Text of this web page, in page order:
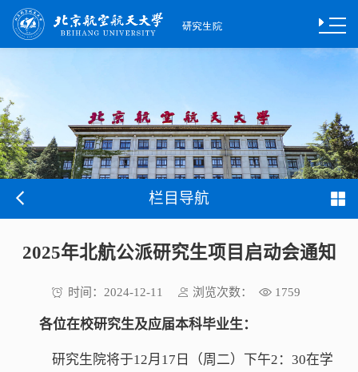
栏目导航
2025年北航公派研究生项目启动会通知
时间： 2024-12-11 浏览次数： 1759
各位在校研究生及应届本科毕业生：
研究生院将于12月17日（周二）下午2：30在学